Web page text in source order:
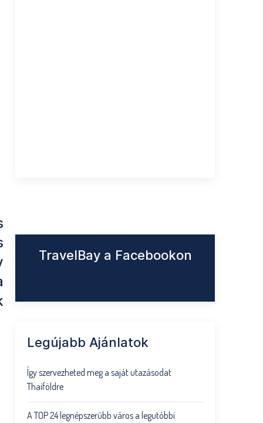
TravelBay a Facebookon
Legújabb Ajánlatok
Így szervezheted meg a saját utazásodat
Thaiföldre
A TOP 24 legnépszerűbb város a legutóbbi